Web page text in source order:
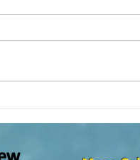
8 de Marzo,